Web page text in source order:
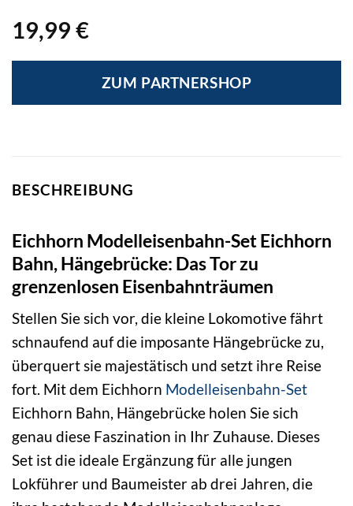
19,99 €
ZUM PARTNERSHOP
BESCHREIBUNG
Eichhorn Modelleisenbahn-Set Eichhorn
Bahn, Hängebrücke: Das Tor zu
grenzenlosen Eisenbahnträumen
Stellen Sie sich vor, die kleine Lokomotive fährt
schnaufend auf die imposante Hängebrücke zu,
überquert sie majestätisch und setzt ihre Reise
fort. Mit dem Eichhorn Modelleisenbahn-Set
Eichhorn Bahn, Hängebrücke holen Sie sich
genau diese Faszination in Ihr Zuhause. Dieses
Set ist die ideale Ergänzung für alle jungen
Lokführer und Baumeister ab drei Jahren, die